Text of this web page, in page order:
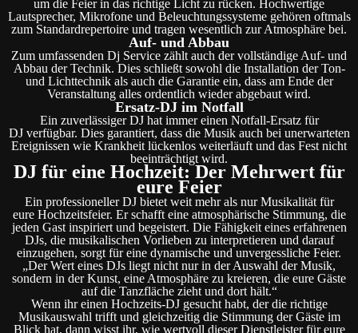
um die Feier in das richtige Licht zu rücken. Hochwertige
Lautsprecher, Mikrofone und Beleuchtungssysteme gehören oftmals
zum Standardrepertoire und tragen wesentlich zur Atmosphäre bei.
Auf- und Abbau
Zum umfassenden Dj Service zählt auch der vollständige Auf- und
Abbau der Technik. Dies schließt sowohl die Installation der Ton-
und Lichttechnik als auch die Garantie ein, dass am Ende der
Veranstaltung alles ordentlich wieder abgebaut wird.
Ersatz-DJ im Notfall
Ein zuverlässiger DJ hat immer einen Notfall-Ersatz für
DJ verfügbar. Dies garantiert, dass die Musik auch bei unerwarteten
Ereignissen wie Krankheit lückenlos weiterläuft und das Fest nicht
beeinträchtigt wird.
DJ für eine Hochzeit: Der Mehrwert für
eure Feier
Ein professioneller DJ bietet weit mehr als nur Musikalität für
eure Hochzeitsfeier. Er schafft eine atmosphärische Stimmung, die
jeden Gast inspiriert und begeistert. Die Fähigkeit eines erfahrenen
DJs, die musikalischen Vorlieben zu interpretieren und darauf
einzugehen, sorgt für eine dynamische und unvergessliche Feier.
„Der Wert eines DJs liegt nicht nur in der Auswahl der Musik,
sondern in der Kunst, eine Atmosphäre zu kreieren, die eure Gäste
auf die Tanzfläche zieht und dort hält.“
Wenn ihr einen Hochzeits-DJ gesucht habt, der die richtige
Musikauswahl trifft und gleichzeitig die Stimmung der Gäste im
Blick hat, dann wisst ihr, wie wertvoll dieser Dienstleister für eure